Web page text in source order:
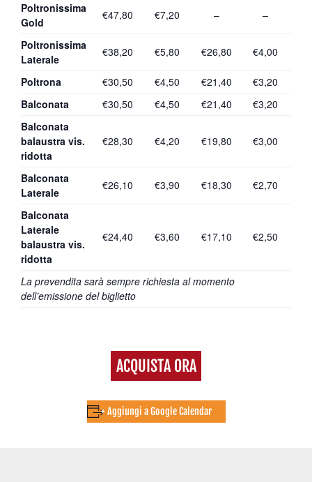
La prevendita sarà sempre richiesta al momento
dell’emissione del biglietto
Poltronissima
Gold
€47,80 €7,20 – –
Poltronissima
Laterale
€38,20 €5,80 €26,80 €4,00
Poltrona €30,50 €4,50 €21,40
€3,20
Balconata
€30,50 €4,50 €21,40
€3,20
Balconata
balaustra vis.
ridotta
€28,30 €4,20 €19,80 €3,00
Balconata
Laterale
€26,10 €3,90 €18,30 €2,70
Balconata
Laterale
balaustra vis.
ridotta
€24,40 €3,60 €17,10 €2,50
ACQUISTA ORA
+ Aggiungi a Google Calendar